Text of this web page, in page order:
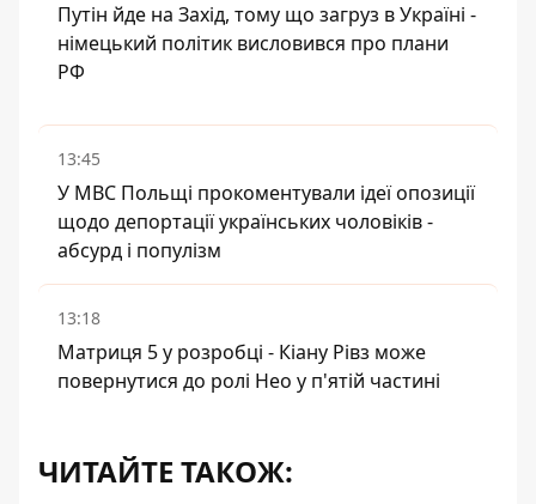
Путін йде на Захід, тому що загруз в Україні -
німецький політик висловився про плани
РФ
13:45
У МВС Польщі прокоментували ідеї опозиції
щодо депортації українських чоловіків -
абсурд і популізм
13:18
Матриця 5 у розробці - Кіану Рівз може
повернутися до ролі Нео у п'ятій частині
ЧИТАЙТЕ ТАКОЖ: